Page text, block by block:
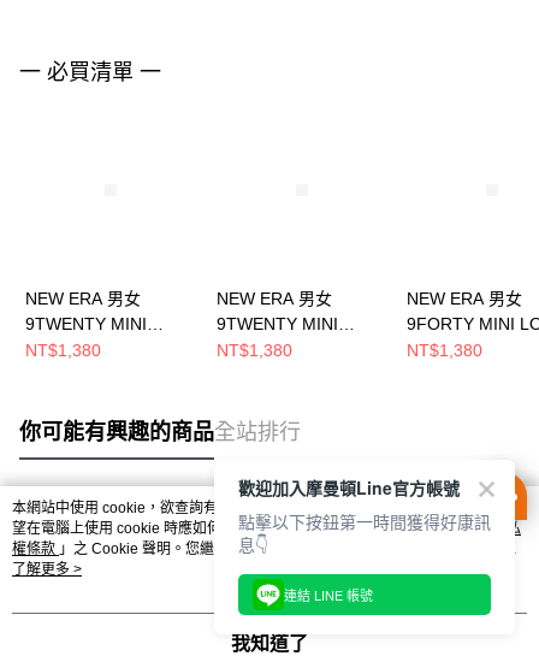
一 必買清單 一
NEW ERA 男女
9TWENTY MINI
LOGO 洋基 深藍/白
NT$1,380
NEW ERA 男女
9TWENTY MINI
LOGO 洋基 石灰/白
NT$1,380
NEW ERA 男女
9FORTY MINI
洋基 黑/黑
NT$1,380
你可能有興趣的商品全站排行
熱門標籤
本網站中使用 cookie，欲查詢有關本網站使用 cookie 方式之詳情，及若您不希
望在電腦上使用 cookie 時應如何變更電腦的 cookie 設定，請參閱本網站「
隱私
權條款 」之 Cookie 聲明。您繼續使用本網站即表示您同意本公司得按本網站使
用條款之 Cookie 聲明使用 cookie。
了解更多 >
我知道了
歡迎加入摩曼頓Line官方帳號
點擊以下按鈕第一時間獲得好康訊
息👇
連結 LINE 帳號